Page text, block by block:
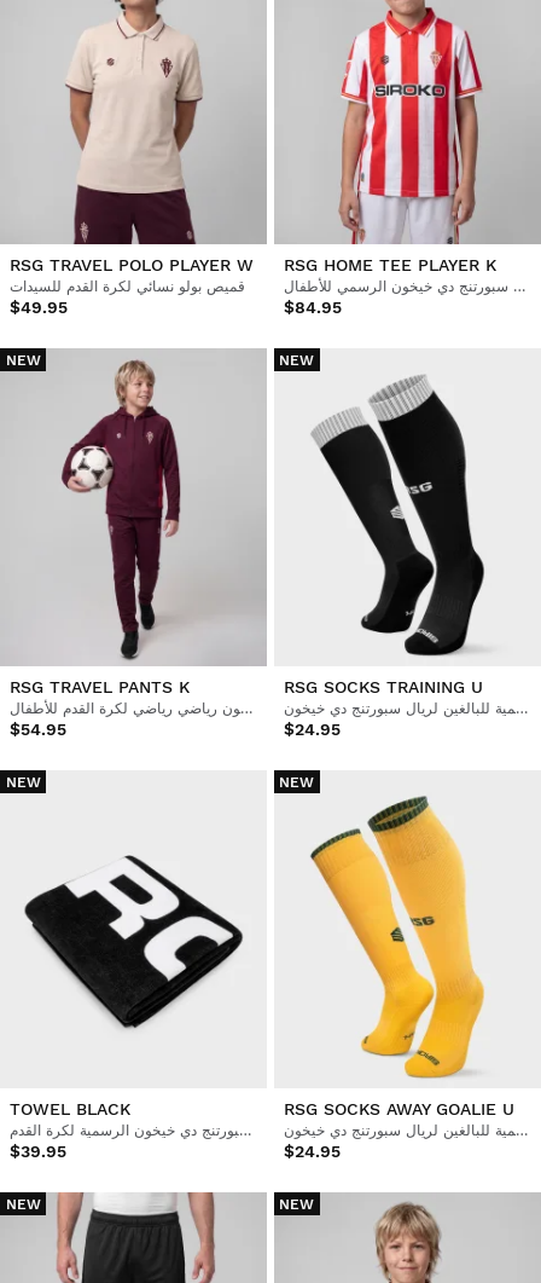
RSG TRAVEL POLO PLAYER W
قميص بولو نسائي لكرة القدم للسيدات
$49.95
RSG HOME TEE PLAYER K
قميص ريال سبورتنج دي خيخون الرسمي للأطفال
$84.95
NEW
RSG TRAVEL PANTS K
بنطلون رياضي رياضي لكرة القدم للأطفال
$54.95
NEW
RSG SOCKS TRAINING U
جوارب كرة القدم الرسمية للبالغين لريال سبورتنج دي خيخون
$24.95
NEW
TOWEL BLACK
منشفة ريال سبورتنج دي خيخون الرسمية لكرة القدم
$39.95
NEW
RSG SOCKS AWAY GOALIE U
جوارب كرة القدم الرسمية للبالغين لريال سبورتنج دي خيخون
$24.95
NEW NEW